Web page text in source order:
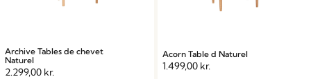
Archive Tables de chevet
Naturel
2.299,00 kr.
Acorn Table d Naturel
1.499,00 kr.